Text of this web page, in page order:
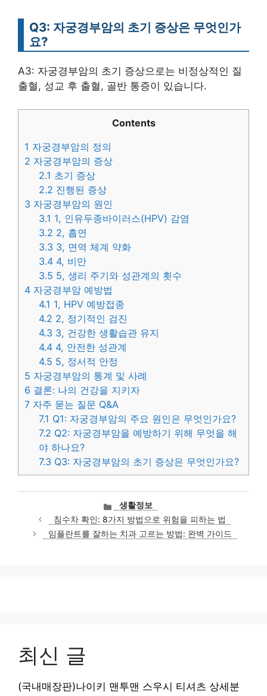
Q3: 자궁경부암의 초기 증상은 무엇인가
요?
A3: 자궁경부암의 초기 증상으로는 비정상적인 질
출혈, 성교 후 출혈, 골반 통증이 있습니다.
Contents
1 자궁경부암의 정의
2 자궁경부암의 증상
2.1 초기 증상
2.2 진행된 증상
3 자궁경부암의 원인
3.1 1, 인유두종바이러스(HPV) 감염
3.2 2, 흡연
3.3 3, 면역 체계 약화
3.4 4, 비만
3.5 5, 생리 주기와 성관계의 횟수
4 자궁경부암 예방법
4.1 1, HPV 예방접종
4.2 2, 정기적인 검진
4.3 3, 건강한 생활습관 유지
4.4 4, 안전한 성관계
4.5 5, 정서적 안정
5 자궁경부암의 통계 및 사례
6 결론: 나의 건강을 지키자
7 자주 묻는 질문 Q&A
7.1 Q1: 자궁경부암의 주요 원인은 무엇인가요?
7.2 Q2: 자궁경부암을 예방하기 위해 무엇을 해
야 하나요?
7.3 Q3: 자궁경부암의 초기 증상은 무엇인가요?
카
테
고
리
생활정보
침수차 확인: 8가지 방법으로 위험을 피하는 법
임플란트를 잘하는 치과 고르는 방법: 완벽 가이드
최신 글
(국내매장판)나이키 맨투맨 스우시 티셔츠 상세분